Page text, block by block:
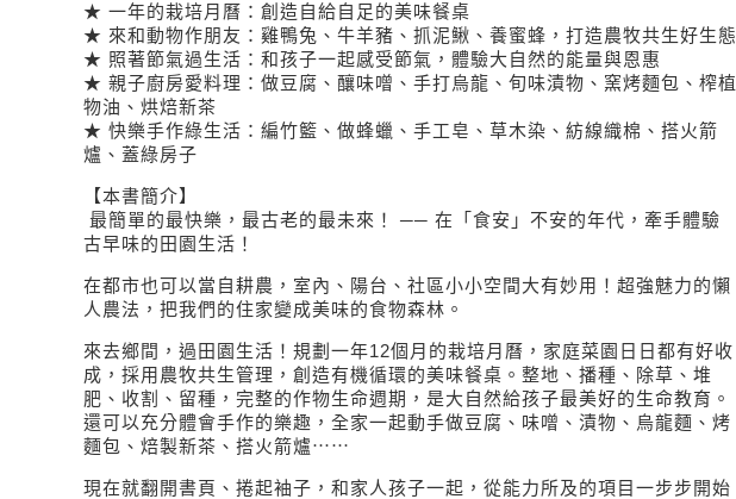
★ 一年的栽培月曆：創造自給自足的美味餐桌
★ 來和動物作朋友：雞鴨兔、牛羊豬、抓泥鰍、養蜜蜂，打造農牧共生好生態
★ 照著節氣過生活：和孩子一起感受節氣，體驗大自然的能量與恩惠
★ 親子廚房愛料理：做豆腐、釀味噌、手打烏龍、旬味漬物、窯烤麵包、榨植
物油、烘焙新茶
★ 快樂手作綠生活：編竹籃、做蜂蠟、手工皂、草木染、紡線織棉、搭火箭
爐、蓋綠房子
【本書簡介】
最簡單的最快樂，最古老的最未來！ ── 在「食安」不安的年代，牽手體驗
古早味的田園生活！
在都市也可以當自耕農，室內、陽台、社區小小空間大有妙用！超強魅力的懶
人農法，把我們的住家變成美味的食物森林。
來去鄉間，過田園生活！規劃一年12個月的栽培月曆，家庭菜園日日都有好收
成，採用農牧共生管理，創造有機循環的美味餐桌。整地、播種、除草、堆
肥、收割、留種，完整的作物生命週期，是大自然給孩子最美好的生命教育。
還可以充分體會手作的樂趣，全家一起動手做豆腐、味噌、漬物、烏龍麵、烤
麵包、焙製新茶、搭火箭爐⋯⋯
現在就翻開書頁、捲起袖子，和家人孩子一起，從能力所及的項目一步步開始